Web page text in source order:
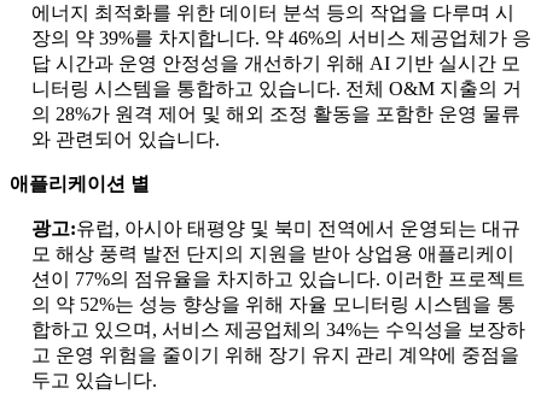
에너지 최적화를 위한 데이터 분석 등의 작업을 다루며 시
장의 약 39%를 차지합니다. 약 46%의 서비스 제공업체가 응
답 시간과 운영 안정성을 개선하기 위해 AI 기반 실시간 모
니터링 시스템을 통합하고 있습니다. 전체 O&M 지출의 거
의 28%가 원격 제어 및 해외 조정 활동을 포함한 운영 물류
와 관련되어 있습니다.
애플리케이션 별
광고:유럽, 아시아 태평양 및 북미 전역에서 운영되는 대규
모 해상 풍력 발전 단지의 지원을 받아 상업용 애플리케이
션이 77%의 점유율을 차지하고 있습니다. 이러한 프로젝트
의 약 52%는 성능 향상을 위해 자율 모니터링 시스템을 통
합하고 있으며, 서비스 제공업체의 34%는 수익성을 보장하
고 운영 위험을 줄이기 위해 장기 유지 관리 계약에 중점을
두고 있습니다.